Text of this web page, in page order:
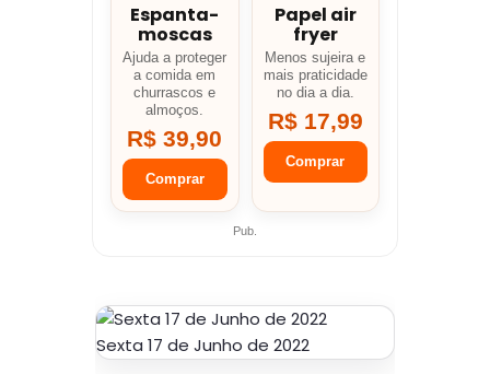
Espanta-
moscas
Ajuda a proteger
a comida em
churrascos e
almoços.
R$ 39,90
Comprar
Papel air
fryer
Menos sujeira e
mais praticidade
no dia a dia.
R$ 17,99
Comprar
Pub.
Sexta 17 de Junho de 2022